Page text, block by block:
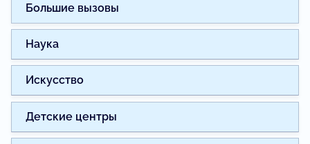
Наука
Искусство
Детские центры
Большие вызовы